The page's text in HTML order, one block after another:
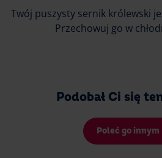
Twój puszysty sernik królewski
Przechowuj go w
Podobał Ci się
Poleć go innym